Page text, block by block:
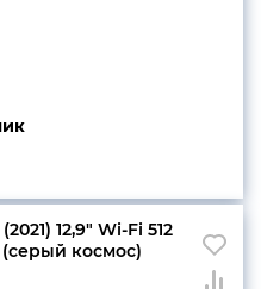
12,9″ Wi-Fi 512
(серый космос)